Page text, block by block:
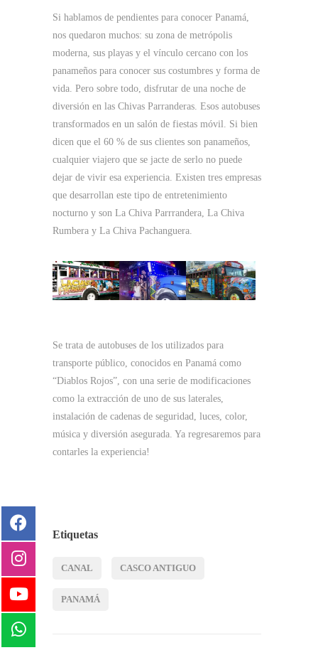
Si hablamos de pendientes para conocer Panamá,
nos quedaron muchos: su zona de metrópolis
moderna, sus playas y el vínculo cercano con los
panameños para conocer sus costumbres y forma de
vida. Pero sobre todo, disfrutar de una noche de
diversión en las Chivas Parranderas. Esos autobuses
transformados en un salón de fiestas móvil. Si bien
dicen que el 60 % de sus clientes son panameños,
cualquier viajero que se jacte de serlo no puede
dejar de vivir esa experiencia. Existen tres empresas
que desarrollan este tipo de entretenimiento
nocturno y son La Chiva Parrrandera, La Chiva
Rumbera y La Chiva Pachanguera.
Se trata de autobuses de los utilizados para
transporte público, conocidos en Panamá como
“Diablos Rojos”, con una serie de modificaciones
como la extracción de uno de sus laterales,
instalación de cadenas de seguridad, luces, color,
música y diversión asegurada. Ya regresaremos para
contarles la experiencia!
Etiquetas
CANAL CASCO ANTIGUO
PANAMÁ